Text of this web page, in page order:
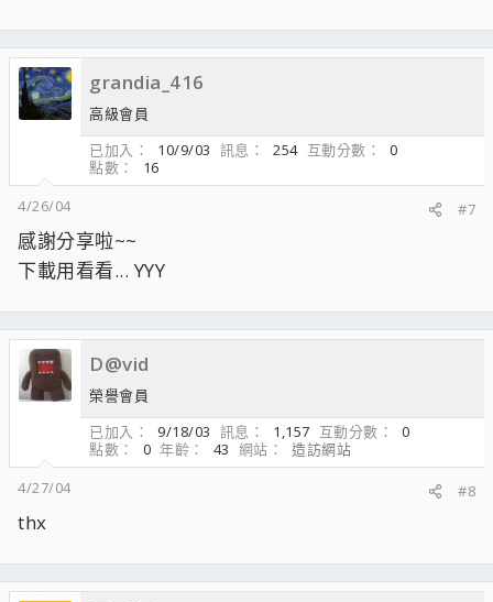
grandia_416
高級會員
已加入
10/9/03 訊息 254 互動分數
0
點數
16
4/26/04
#7
感謝分享啦~~
下載用看看... YYY
D@vid
榮譽會員
已加入
9/18/03 訊息 1,157 互動分數
0
點數
0 年齡 43 網站
造訪網站
4/27/04
#8
thx